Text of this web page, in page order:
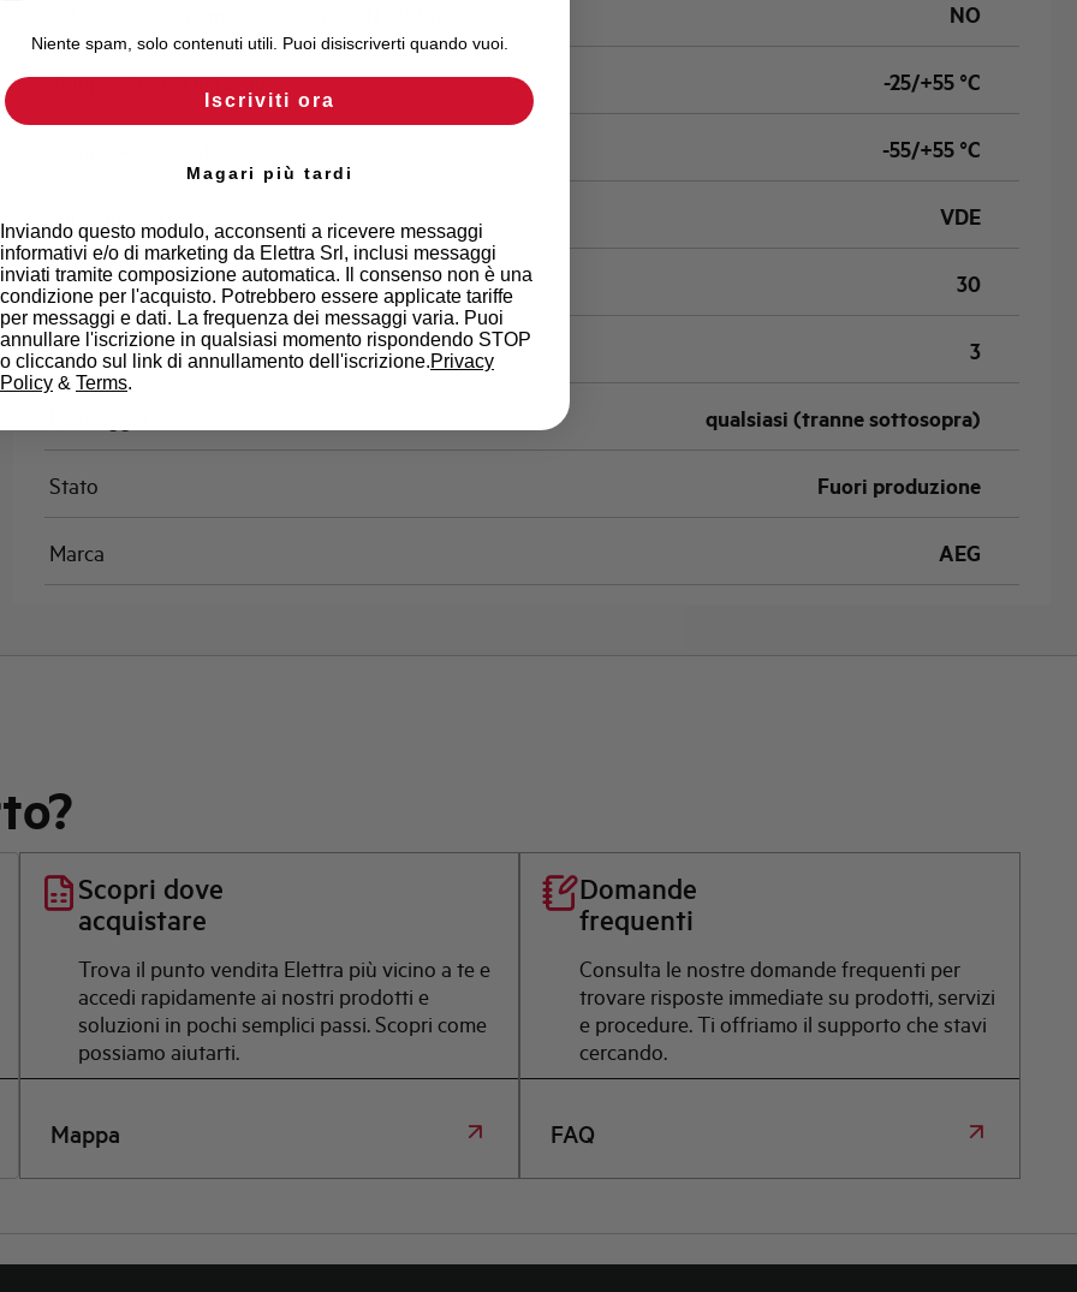
NO
Temperatura di impiego -25/+55 °C
-55/+55 °C
VDE
Temperatura di riferimento (°C) 30
Classe di limitazione 3
qualsiasi (tranne sottosopra)
Stato Fuori produzione
Marca AEG
Scopri dove
acquistare
Trova il punto vendita Elettra più vicino a te e
accedi rapidamente ai nostri prodotti e
soluzioni in pochi semplici passi. Scopri come
possiamo aiutarti.
Mappa
Domande
frequenti
Consulta le nostre domande frequenti per
trovare risposte immediate su prodotti, servizi
e procedure. Ti offriamo il supporto che stavi
cercando.
FAQ
Niente spam, solo contenuti utili. Puoi disiscriverti quando vuoi.
Iscriviti ora
Magari più tardi
Inviando questo modulo, acconsenti a ricevere messaggi
informativi e/o di marketing da Elettra Srl, inclusi messaggi
inviati tramite composizione automatica. Il consenso non è una
condizione per l'acquisto. Potrebbero essere applicate tariffe
per messaggi e dati. La frequenza dei messaggi varia. Puoi
annullare l'iscrizione in qualsiasi momento rispondendo STOP
o cliccando sul link di annullamento dell'iscrizione.Privacy
Policy & Terms.